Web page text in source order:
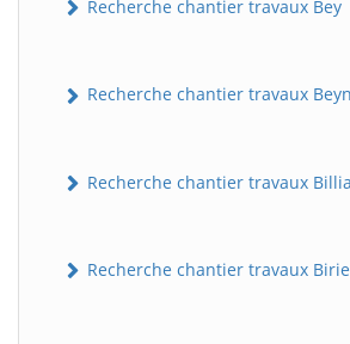
Recherche chantier travaux Bey
Recherche chantier travaux
Recherche chantier travaux
Recherche chantier travaux